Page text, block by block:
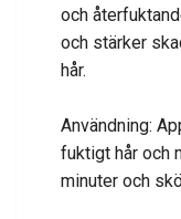
och
och stärker
hår.
Användning:
fuktigt hår och
minuter och